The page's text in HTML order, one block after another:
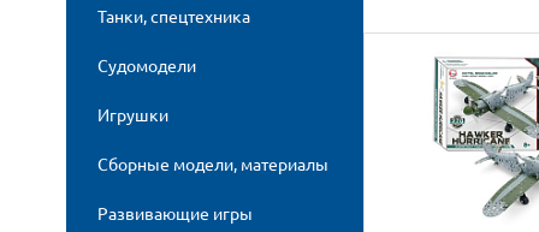
Танки, спецтехника
Судомодели
Игрушки
Сборные модели, материалы
Развивающие игры